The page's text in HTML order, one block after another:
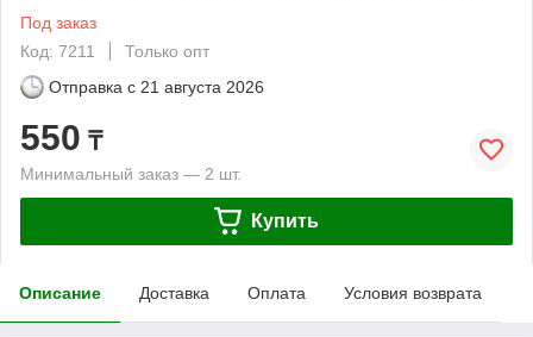
Под заказ
Код: 7211
Только опт
Отправка с 21 августа 2026
550 ₸
Минимальный заказ — 2 шт.
Купить
Описание Доставка Оплата Условия возврата